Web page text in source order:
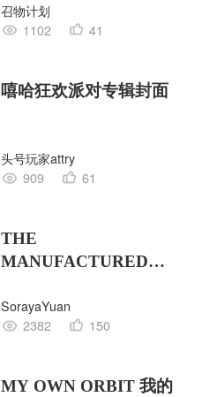
召物计划
1102
41
嘻哈狂欢派对专辑封面
头号玩家attry
909
61
THE
MANUFACTURED
的工业版本
SorayaYuan
2382
150
MY OWN ORBIT 我的